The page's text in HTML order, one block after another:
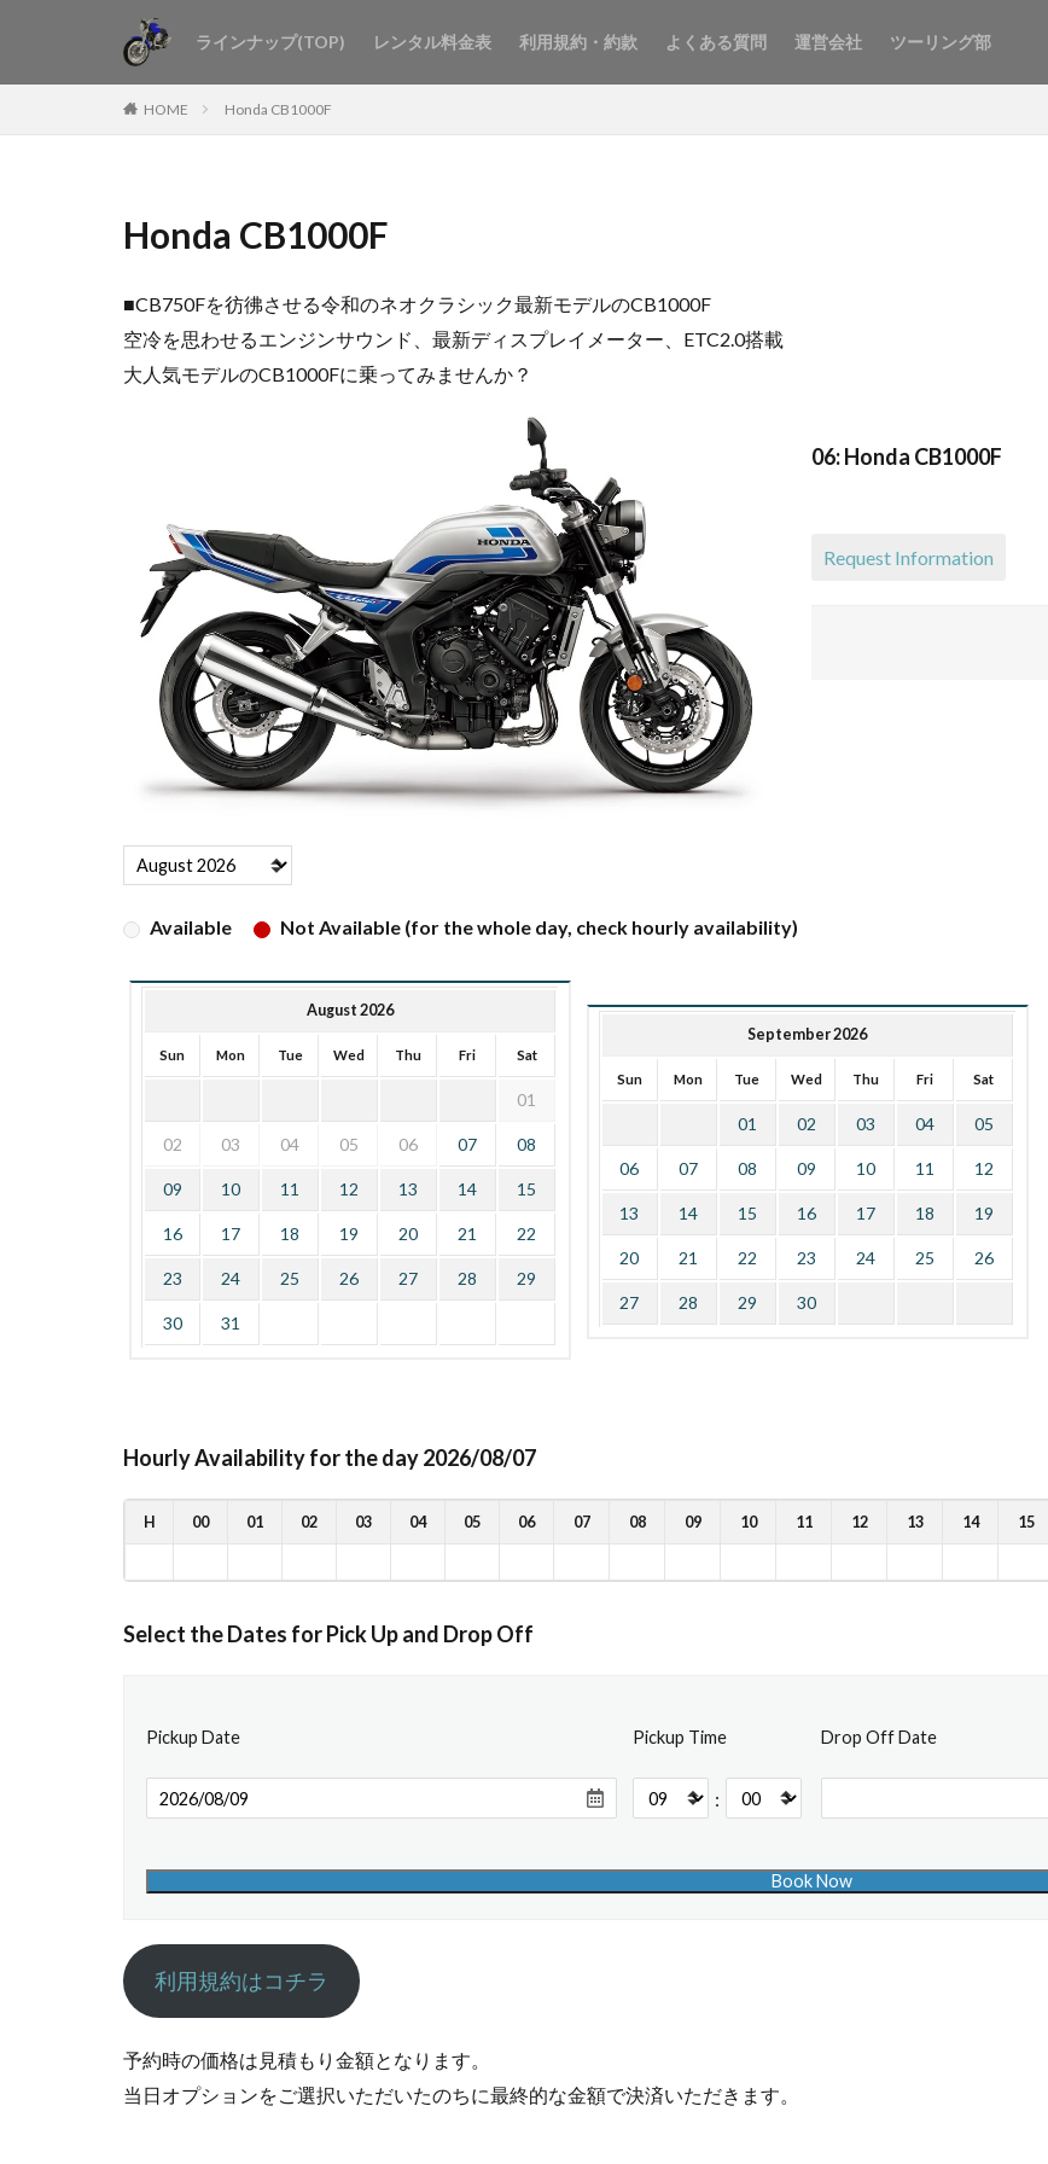
ラインナップ(TOP) レンタル料金表 利用規約・約款 よくある質問 運営会社 ツーリング部
HOME Honda CB1000F
Honda CB1000F
■CB750Fを彷彿させる令和のネオクラシック最新モデルのCB1000F
空冷を思わせるエンジンサウンド、最新ディスプレイメーター、ETC2.0搭載
大人気モデルのCB1000Fに乗ってみませんか？
06: Honda CB1000F
Request Information
Available Not Available (for the whole day, check hourly availability)
August 2026
Sun Mon Tue Wed Thu Fri Sat
01
02 03 04 05 06 07 08
09 10 11 12 13 14 15
16 17 18 19 20 21 22
23 24 25 26 27 28 29
30 31
September 2026
Sun Mon Tue Wed Thu Fri Sat
01 02 03 04 05
06 07 08 09 10 11 12
13 14 15 16 17 18 19
20 21 22 23 24 25 26
27 28 29 30
Hourly Availability for the day 2026/08/07
H 00 01 02 03 04 05 06 07 08 09 10 11 12 13 14 15
Select the Dates for Pick Up and Drop Off
Pickup Date Pickup Time
:
Drop Off Date
利用規約はコチラ
予約時の価格は見積もり金額となります。
当日オプションをご選択いただいたのちに最終的な金額で決済いただきます。